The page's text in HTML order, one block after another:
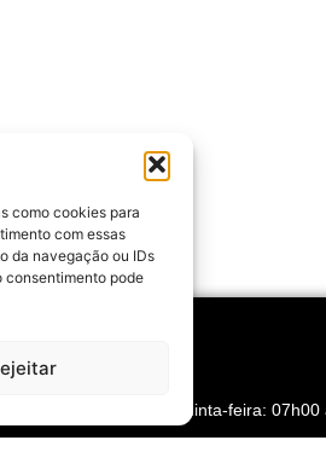
como cookies para
com essas
da navegação ou IDs
consentimento pode
Segunda à Quinta-feira: